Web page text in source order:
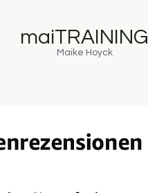
maiTRAINING
Maike Hoyck